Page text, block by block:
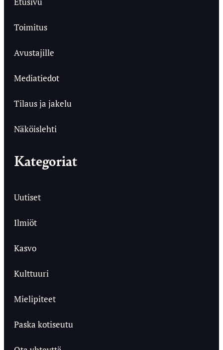
Toimitus
Avustajille
Mediatiedot
Tilaus ja jakelu
Näköislehti
Kategoriat
Uutiset
Ilmiöt
Kasvo
Kulttuuri
Mielipiteet
Paska kotiseutu